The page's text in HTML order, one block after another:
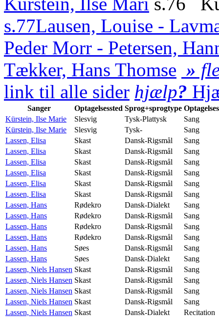
s.77Lausen, Louise -
Peder Morr - Petersen,
Tækker, Hans Thomse »
link til alle sider hjælp?
Sanger Optagelsessted Sprog+sprogtype
Kürstein, Ilse Marie
Slesvig Tysk-Plattysk
Sang
Kürstein, Ilse Marie
Slesvig Tysk-
Sang
Lassen, Elisa
Skast Dansk-Rigsmål
Sang
Lassen, Elisa
Skast Dansk-Rigsmål
Sang
Lassen, Elisa
Skast Dansk-Rigsmål
Sang
Lassen, Elisa
Skast Dansk-Rigsmål
Sang
Lassen, Elisa
Skast Dansk-Rigsmål
Sang
Lassen, Elisa
Skast Dansk-Rigsmål
Sang
Lassen, Hans
Rødekro Dansk-Dialekt
Sang
Lassen, Hans
Rødekro Dansk-Rigsmål
Sang
Lassen, Hans
Rødekro Dansk-Rigsmål
Sang
Lassen, Hans
Rødekro Dansk-Rigsmål
Sang
Lassen, Hans
Søes Dansk-Rigsmål
Sang
Lassen, Hans
Søes Dansk-Dialekt
Sang
Lassen, Niels Hansen Skast Dansk-Rigsmål
Sang
Lassen, Niels Hansen Skast Dansk-Rigsmål
Sang
Lassen, Niels Hansen Skast Dansk-Rigsmål
Sang
Lassen, Niels Hansen Skast Dansk-Rigsmål
Sang
Lassen, Niels Hansen Skast Dansk-Dialekt
Recitation